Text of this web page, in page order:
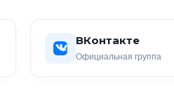
ВКонтакте
Официальная группа